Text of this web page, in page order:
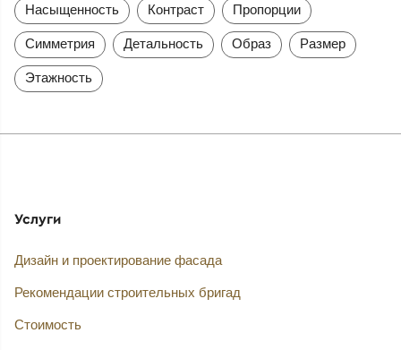
Насыщенность Контраст Пропорции
Симметрия Детальность Образ Размер
Этажность
Услуги
Дизайн и проектирование фасада
Рекомендации строительных бригад
Стоимость